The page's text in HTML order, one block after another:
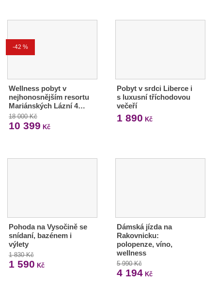
-42 %
Wellness pobyt v
nejhonosnějším resortu
Mariánských Lázní 4…
18 000 Kč
10 399 Kč
Pobyt v srdci Liberce i
s luxusní tříchodovou
večeří
1 890 Kč
Pohoda na Vysočině se
snídaní, bazénem i
výlety
1 830 Kč
1 590 Kč
Dámská jízda na
Rakovnicku:
polopenze, víno,
wellness
5 990 Kč
4 194Kč